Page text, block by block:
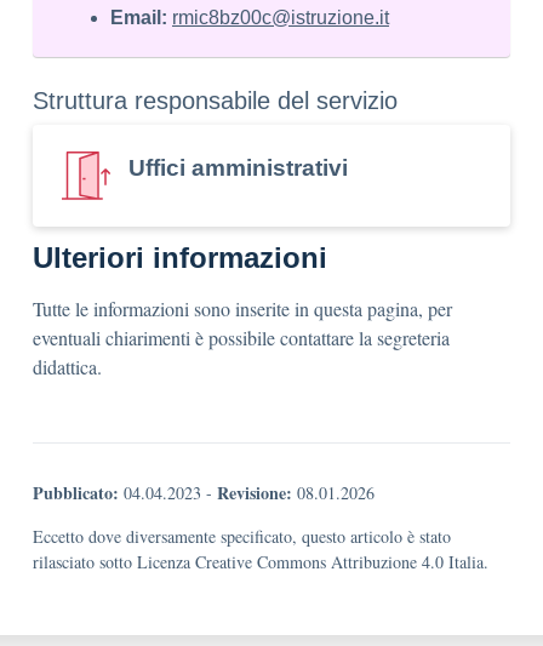
Email: rmic8bz00c@istruzione.it
Struttura responsabile del servizio
Uffici amministrativi
Ulteriori informazioni
Tutte le informazioni sono inserite in questa pagina, per
eventuali chiarimenti è possibile contattare la segreteria
didattica.
Pubblicato: 04.04.2023 - Revisione: 08.01.2026
Eccetto dove diversamente specificato, questo articolo è stato
rilasciato sotto Licenza Creative Commons Attribuzione 4.0 Italia.